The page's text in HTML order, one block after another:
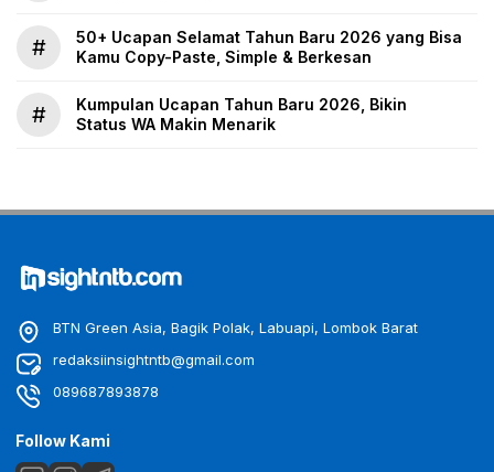
#
50+ Ucapan Selamat Tahun Baru 2026 yang Bisa
Kamu Copy-Paste, Simple & Berkesan
#
Kumpulan Ucapan Tahun Baru 2026, Bikin
Status WA Makin Menarik
BTN Green Asia, Bagik Polak, Labuapi, Lombok Barat
redaksiinsightntb@gmail.com
089687893878
Follow Kami